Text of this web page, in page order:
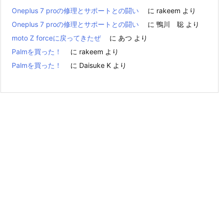
Oneplus 7 proの修理とサポートとの闘い に rakeem より
Oneplus 7 proの修理とサポートとの闘い
に 鴨川 聡 より
moto Z forceに戻ってきたぜ
に あつ より
Palmを買った！
に rakeem より
Palmを買った！
に Daisuke K より